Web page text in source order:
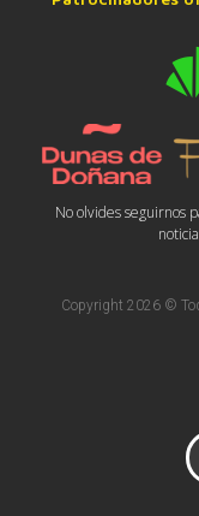
No olvides seguirnos
Copyright 2026 ©